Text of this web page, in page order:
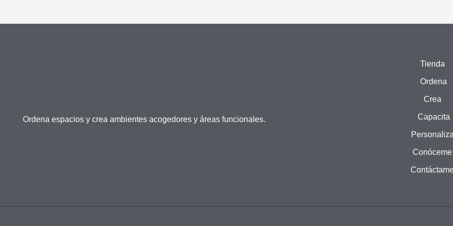
Ordena espacios y crea ambientes acogedores y áreas funcionales.
Tienda
Ordena
Crea
Capacita
Conóceme